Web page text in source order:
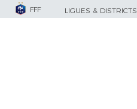
FFF LIGUES & DISTRICTS